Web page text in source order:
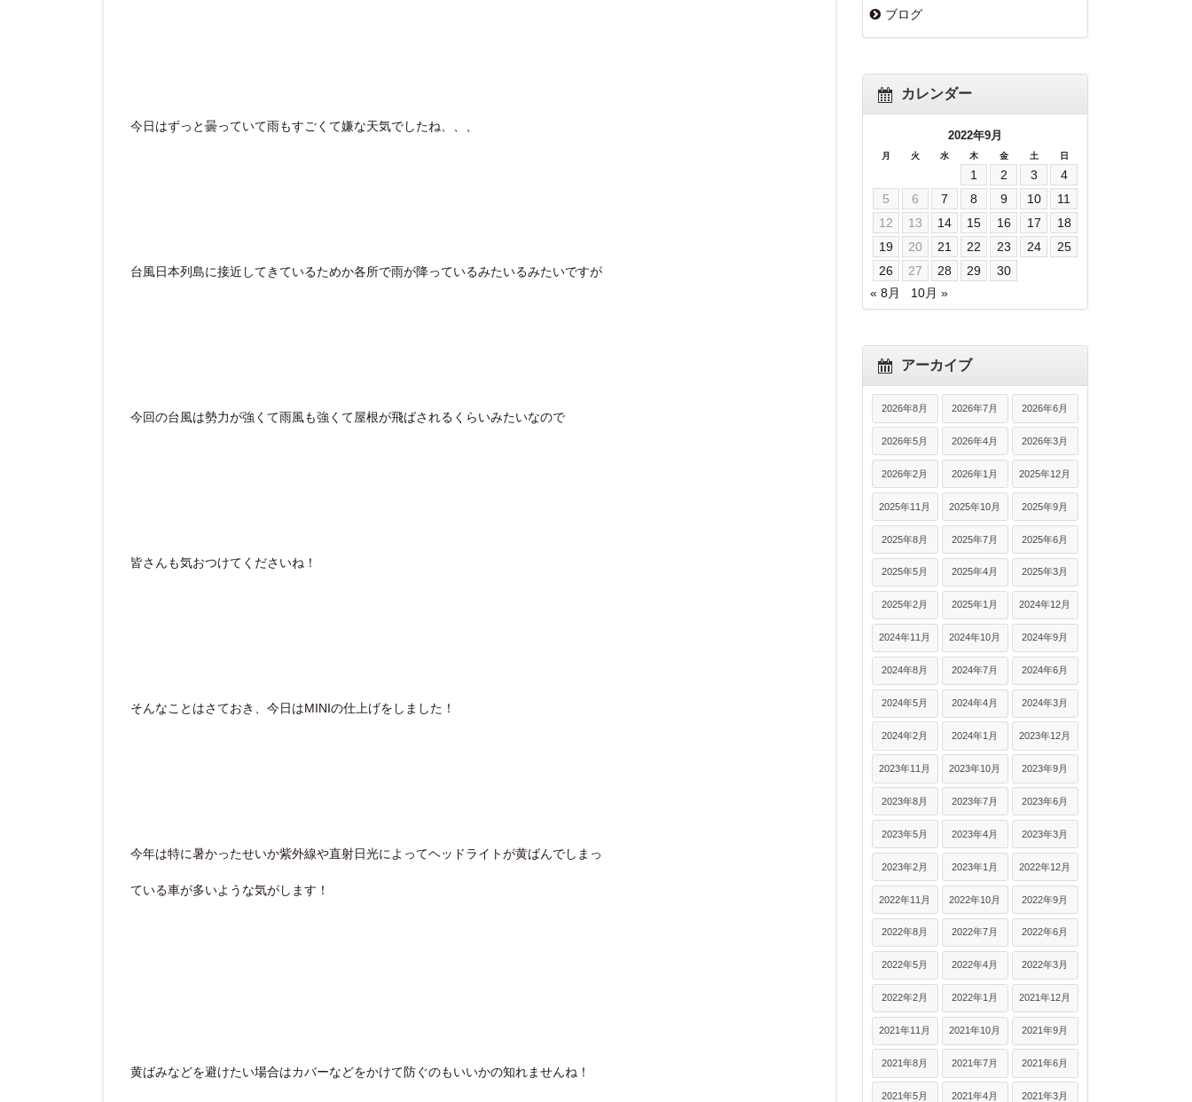
今日はずっと曇っていて雨もすごくて嫌な天気でしたね、、、
台風日本列島に接近してきているためか各所で雨が降っているみたいるみたいですが
今回の台風は勢力が強くて雨風も強くて屋根が飛ばされるくらいみたいなので
皆さんも気おつけてくださいね！
そんなことはさておき、今日はMINIの仕上げをしました！
今年は特に暑かったせいか紫外線や直射日光によってヘッドライトが黄ばんでしまっ
ている車が多いような気がします！
黄ばみなどを避けたい場合はカバーなどをかけて防ぐのもいいかの知れませんね！
ブログ
カレンダー
2022年9月
月 火 水 木 金 土 日
1 2 3
4
5
6 7 8 9 10
11
12
13 14 15 16 17
18
19
20 21 22 23 24
25
26
27 28 29
30
« 8月
10月 »
アーカイブ
2026年8月 2026年7月 2026年6月
2026年5月 2026年4月 2026年3月
2026年2月 2026年1月 2025年12月
2025年11月 2025年10月 2025年9月
2025年8月 2025年7月 2025年6月
2025年5月 2025年4月 2025年3月
2025年2月 2025年1月 2024年12月
2024年11月 2024年10月 2024年9月
2024年8月 2024年7月 2024年6月
2024年5月 2024年4月 2024年3月
2024年2月 2024年1月 2023年12月
2023年11月 2023年10月 2023年9月
2023年8月 2023年7月 2023年6月
2023年5月 2023年4月 2023年3月
2023年2月 2023年1月 2022年12月
2022年11月 2022年10月 2022年9月
2022年8月 2022年7月 2022年6月
2022年5月 2022年4月 2022年3月
2022年2月 2022年1月 2021年12月
2021年11月 2021年10月 2021年9月
2021年8月 2021年7月 2021年6月
2021年5月 2021年4月 2021年3月